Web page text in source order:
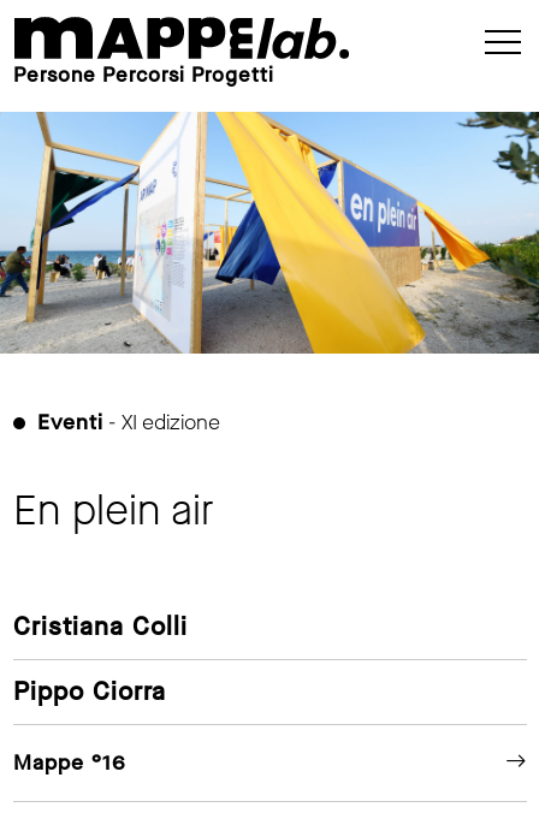
Persone Percorsi Progetti
Eventi - XI edizione
En plein air
Cristiana Colli
Pippo Ciorra
Mappe °16